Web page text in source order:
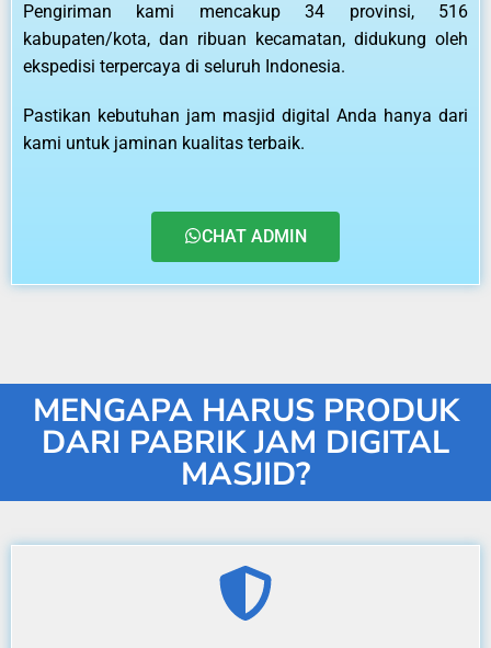
Pengiriman kami mencakup 34 provinsi, 516
kabupaten/kota, dan ribuan kecamatan, didukung oleh
ekspedisi terpercaya di seluruh Indonesia.
Pastikan kebutuhan jam masjid digital Anda hanya dari
kami untuk jaminan kualitas terbaik.
CHAT ADMIN
MENGAPA HARUS PRODUK
DARI PABRIK JAM DIGITAL
MASJID?